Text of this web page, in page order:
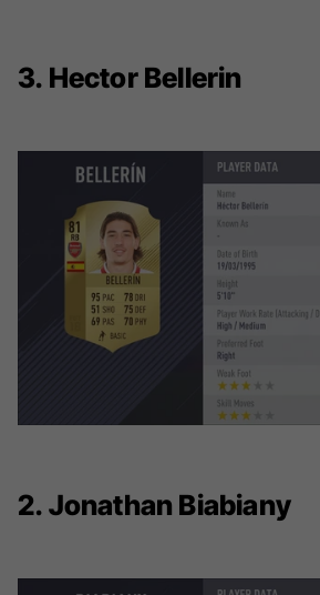
3. Hector Bellerin
2. Jonathan Biabiany